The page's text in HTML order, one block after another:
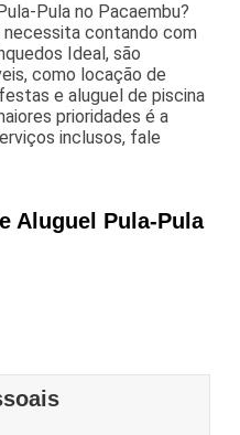
Pula no Pacaembu?
necessita contando com
Ideal, são
como locação de
e aluguel de piscina
prioridades é a
inclusos, fale
Aluguel Pula-Pula